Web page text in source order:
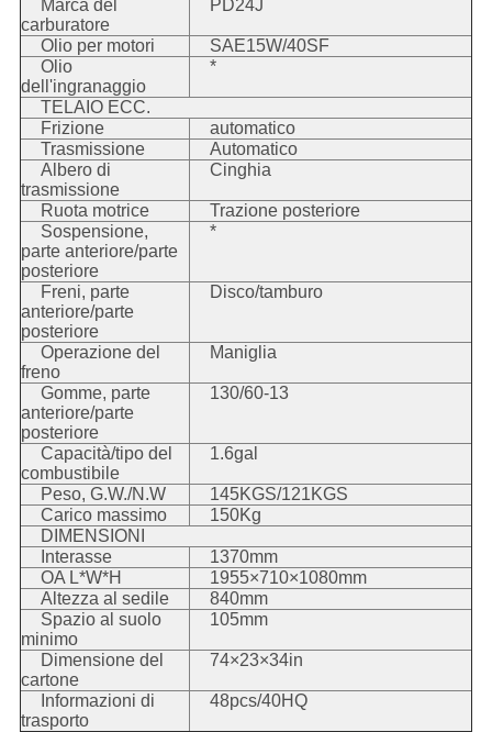
Marca del
carburatore
PD24J
Olio per motori
SAE15W/40SF
Olio
dell'ingranaggio
*
TELAIO ECC.
Frizione
automatico
Trasmissione
Automatico
Albero di
trasmissione
Cinghia
Ruota motrice
Trazione posteriore
Sospensione,
parte anteriore/parte
posteriore
*
Freni, parte
anteriore/parte
posteriore
Disco/tamburo
Operazione del
freno
Maniglia
Gomme, parte
anteriore/parte
posteriore
130/60-13
Capacità/tipo del
combustibile
1.6gal
Peso, G.W./N.W
145KGS/121KGS
Carico massimo
150Kg
DIMENSIONI
Interasse
1370mm
OA L*W*H
1955×710×1080mm
Altezza al sedile
840mm
Spazio al suolo
minimo
105mm
Dimensione del
cartone
74×23×34in
Informazioni di
trasporto
48pcs/40HQ